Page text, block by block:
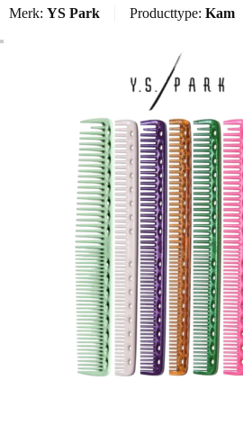
Merk: YS Park Producttype: Kam